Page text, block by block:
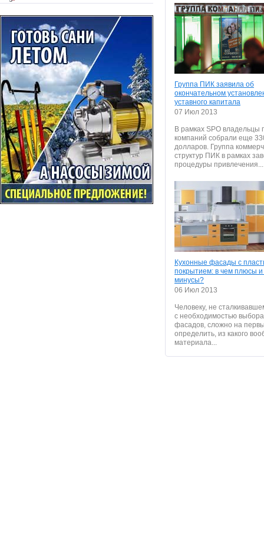
Группа ПИК заявила об
окончательном
уставного капитала
07 Июл 2013
В рамках SPO владельцы
компаний собрали еще
долларов. Группа
структур ПИК в рамках
процедуры привлечения...
Кухонные фасады с
покрытием: в чем плюсы и
минусы?
06 Июл 2013
Человеку, не
с необходимостью
фасадов, сложно на
определить, из какого
материала...